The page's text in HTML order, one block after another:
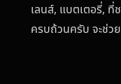
เลนส์, แบตเตอรี่, ที่
ครบถ้วนครับ จะช่วย